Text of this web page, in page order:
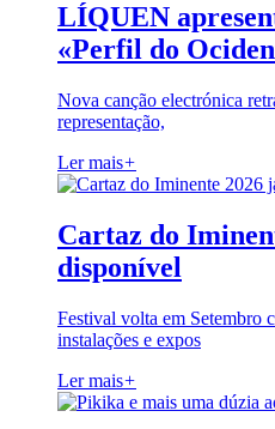
LÍQUEN
«Perfil do
Nova canção electrónica
representação,
Ler mais+
Cartaz do
disponível
Festival volta em Setembro
instalações e expos
Ler mais+